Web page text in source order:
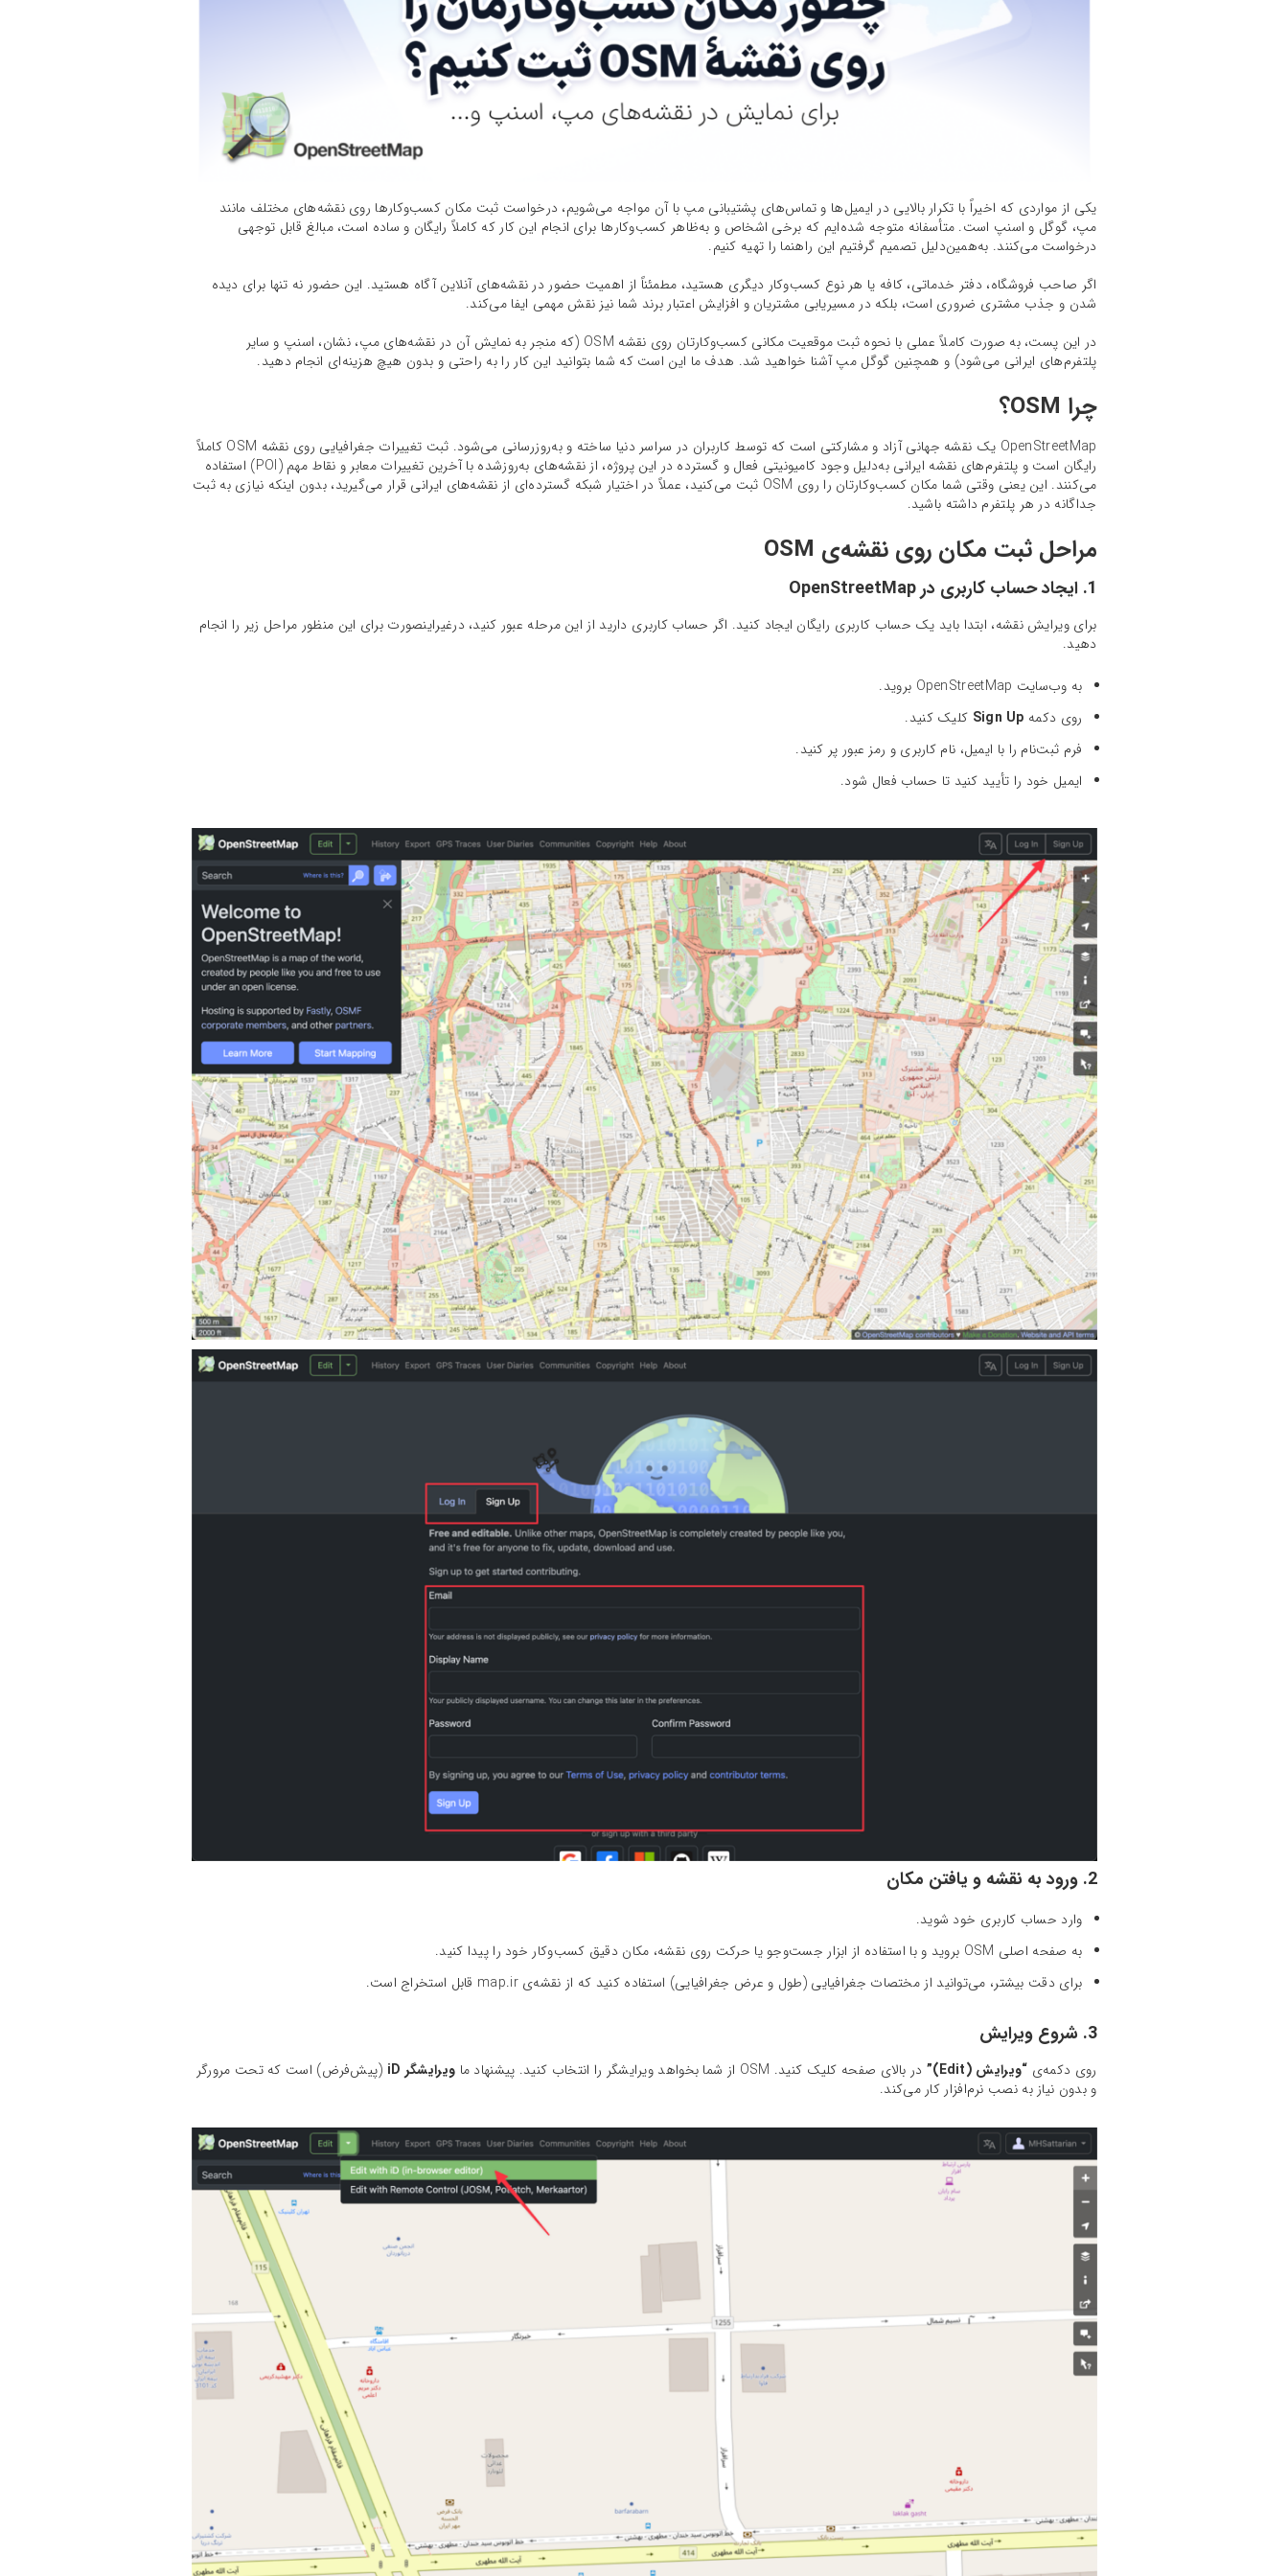
یکی از مواردی که اخیراً با تکرار بالایی در ایمیل‌ها و تماس‌های پشتیبانی مپ با آن مواجه می‌شویم، درخواست ثبت مکان کسب‌وکارها روی نقشه‌های مختلف مانند
مپ، گوگل و اسنپ است. متأسفانه متوجه شده‌ایم که برخی اشخاص و به‌ظاهر کسب‌وکارها برای انجام این کار که کاملاً رایگان و ساده است، مبالغ قابل توجهی
درخواست می‌کنند. به‌همین‌دلیل تصمیم گرفتیم این راهنما را تهیه کنیم.
اگر صاحب فروشگاه، دفتر خدماتی، کافه یا هر نوع کسب‌وکار دیگری هستید، مطمئناً از اهمیت حضور در نقشه‌های آنلاین آگاه هستید. این حضور نه تنها برای دیده
شدن و جذب مشتری ضروری است، بلکه در مسیریابی مشتریان و افزایش اعتبار برند شما نیز نقش مهمی ایفا می‌کند.
در این پست، به صورت کاملاً عملی با نحوه ثبت موقعیت مکانی کسب‌وکارتان روی نقشه OSM (که منجر به نمایش آن در نقشه‌های مپ، نشان، اسنپ و سایر
پلتفرم‌های ایرانی می‌شود) و همچنین گوگل مپ آشنا خواهید شد. هدف ما این است که شما بتوانید این کار را به راحتی و بدون هیچ هزینه‌ای انجام دهید.
چرا OSM؟
OpenStreetMap یک نقشه جهانی آزاد و مشارکتی است که توسط کاربران در سراسر دنیا ساخته و به‌روزرسانی می‌شود. ثبت تغییرات جغرافیایی روی نقشه OSM کاملاً
رایگان است و پلتفرم‌های نقشه ایرانی به‌دلیل وجود کامیونیتی فعال و گسترده در این پروژه، از نقشه‌های به‌روزشده با آخرین تغییرات معابر و نقاط مهم (POI) استفاده
می‌کنند. این یعنی وقتی شما مکان کسب‌وکارتان را روی OSM ثبت می‌کنید، عملاً در اختیار شبکه گسترده‌ای از نقشه‌های ایرانی قرار می‌گیرید، بدون اینکه نیازی به ثبت
جداگانه در هر پلتفرم داشته باشید.
مراحل ثبت مکان روی نقشه‌ی OSM
1. ایجاد حساب کاربری در OpenStreetMap
برای ویرایش نقشه، ابتدا باید یک حساب کاربری رایگان ایجاد کنید. اگر حساب کاربری دارید از این مرحله عبور کنید، درغیر‌اینصورت برای این منظور مراحل زیر را انجام
دهید.
به وب‌سایت OpenStreetMap بروید.
روی دکمه Sign Up کلیک کنید.
فرم ثبت‌نام را با ایمیل، نام کاربری و رمز عبور پر کنید.
ایمیل خود را تأیید کنید تا حساب فعال شود.
2. ورود به نقشه و یافتن مکان
وارد حساب کاربری خود شوید.
به صفحه اصلی OSM بروید و با استفاده از ابزار جست‌وجو یا حرکت روی نقشه، مکان دقیق کسب‌وکار خود را پیدا کنید.
برای دقت بیشتر، می‌توانید از مختصات جغرافیایی (طول و عرض جغرافیایی) استفاده کنید که از نقشه‌ی map.ir قابل استخراج است.
3. شروع ویرایش
روی دکمه‌ی “ویرایش (Edit)” در بالای صفحه کلیک کنید. OSM از شما بخواهد ویرایشگر را انتخاب کنید. پیشنهاد ما ویرایشگر iD
(پیش‌فرض) است که تحت مرورگر
و بدون نیاز به نصب نرم‌افزار کار می‌کند.